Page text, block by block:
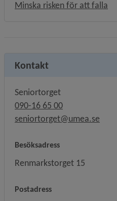
Minska risken för att falla
Kontakt
Seniortorget
090-16 65 00
seniortorget@umea.se
Besöksadress
Renmarkstorget 15
Postadress